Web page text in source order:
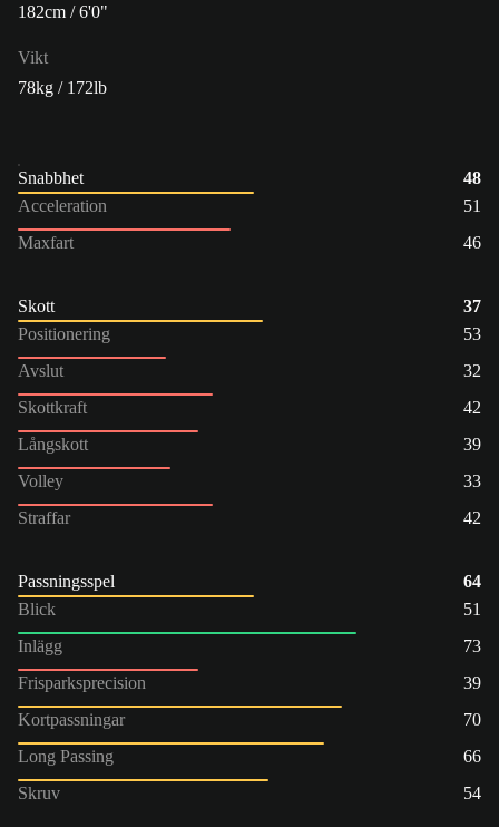
182cm / 6'0"
Vikt
78kg / 172lb
Snabbhet
48
Acceleration
51
Maxfart
46
Skott
37
Positionering
53
Avslut
32
Skottkraft
42
Långskott
39
Volley
33
Straffar
42
Passningsspel
64
Blick
51
Inlägg
73
Frisparksprecision
39
Kortpassningar
70
Long Passing
66
Skruv
54